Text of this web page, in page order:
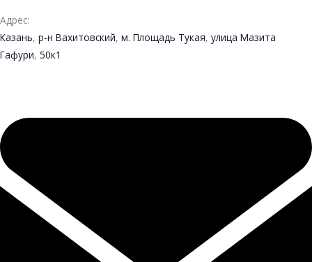
Адрес:
Казань, р-н Вахитовский, м. Площадь Тукая, улица Мазита
Гафури, 50к1